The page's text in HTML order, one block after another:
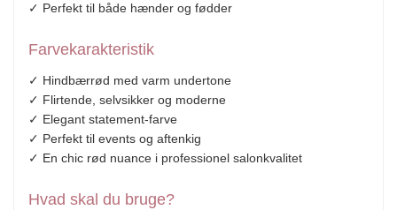
✓ Perfekt til både hænder og fødder
Farvekarakteristik
✓ Hindbærrød med varm undertone
✓ Flirtende, selvsikker og moderne
✓ Elegant statement-farve
✓ Perfekt til events og aftenkig
✓ En chic rød nuance i professionel salonkvalitet
Hvad skal du bruge?